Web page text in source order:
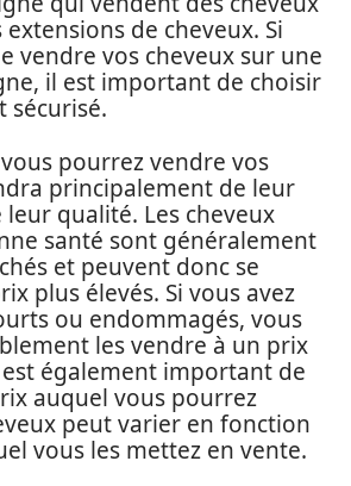
de cheveux. Si
vendre vos cheveux sur une
il est important de choisir
sécurisé.
pourrez vendre vos
principalement de leur
qualité. Les cheveux
santé sont généralement
et peuvent donc se
plus élevés. Si vous avez
ou endommagés, vous
les vendre à un prix
également important de
auquel vous pourrez
peut varier en fonction
vous les mettez en vente.